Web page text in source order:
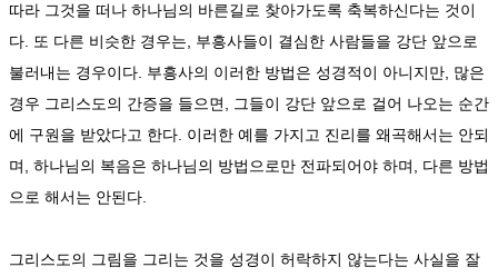
따라 그것을 떠나 하나님의 바른길로 찾아가도록 축복하신다는 것이
다. 또 다른 비슷한 경우는, 부흥사들이 결심한 사람들을 강단 앞으로
불러내는 경우이다. 부흥사의 이러한 방법은 성경적이 아니지만, 많은
경우 그리스도의 간증을 들으면, 그들이 강단 앞으로 걸어 나오는 순간
에 구원을 받았다고 한다. 이러한 예를 가지고 진리를 왜곡해서는 안되
며, 하나님의 복음은 하나님의 방법으로만 전파되어야 하며, 다른 방법
으로 해서는 안된다.
그리스도의 그림을 그리는 것을 성경이 허락하지 않는다는 사실을 잘